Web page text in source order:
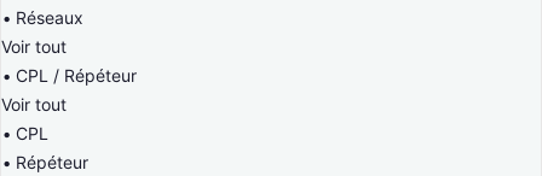
Réseaux
Voir tout
CPL / Répéteur
Voir tout
CPL
Répéteur